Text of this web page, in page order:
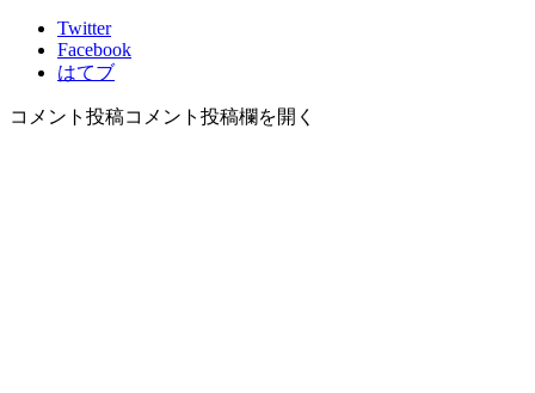
Twitter
Facebook
はてブ
コメント投稿コメント投稿欄を開く